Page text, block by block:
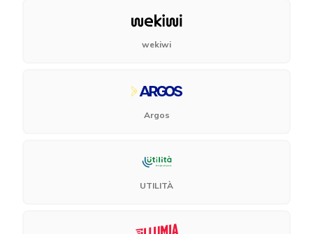
wekiwi
Argos
UTILITÀ